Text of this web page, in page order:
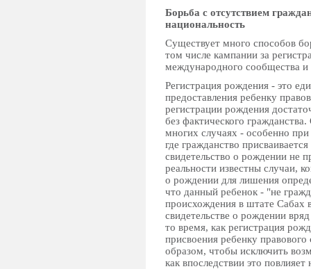
Борьба с отсутствием
национальность
Существует много способов
том числе кампании за
международного сообщества и
Регистрация рождения - это
предоставления ребенку
регистрации рождения
без фактического
многих случаях - особенно
где гражданство
свидетельство о рождении не
реальности известны случаи,
о рождении для лишения
что данный ребенок - "не
происхождения в штате Сабах
свидетельстве о рождении
то время, как регистрация
присвоения ребенку
образом, чтобы исключить
как впоследствии это